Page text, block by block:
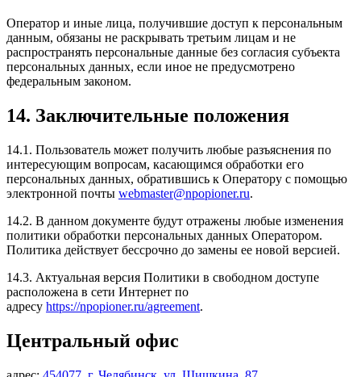
Оператор и иные лица, получившие доступ к персональным
данным, обязаны не раскрывать третьим лицам и не
распространять персональные данные без согласия субъекта
персональных данных, если иное не предусмотрено
федеральным законом.
14. Заключительные положения
14.1. Пользователь может получить любые разъяснения по
интересующим вопросам, касающимся обработки его
персональных данных, обратившись к Оператору с помощью
электронной почты webmaster@npopioner.ru.
14.2. В данном документе будут отражены любые изменения
политики обработки персональных данных Оператором.
Политика действует бессрочно до замены ее новой версией.
14.3. Актуальная версия Политики в свободном доступе
расположена в сети Интернет по
адресу https://npopioner.ru/agreement.
Центральный офис